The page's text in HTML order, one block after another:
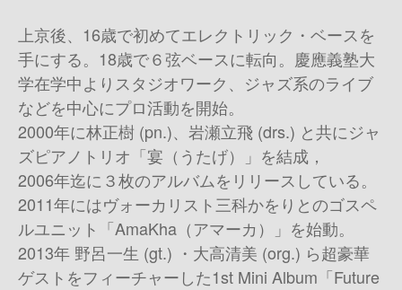
上京後、16歳で初めてエレクトリック・ベースを
手にする。18歳で６弦ベースに転向。慶應義塾大
学在学中よりスタジオワーク、ジャズ系のライブ
などを中心にプロ活動を開始。
2000年に林正樹 (pn.)、岩瀬立飛 (drs.) と共にジャ
ズピアノトリオ「宴（うたげ）」を結成，
2006年迄に３枚のアルバムをリリースしている。
2011年にはヴォーカリスト三科かをりとのゴスペ
ルユニット「AmaKha（アマーカ）」を始動。
2013年 野呂一生 (gt.) ・大高清美 (org.) ら超豪華
ゲストをフィーチャーした1st Mini Album「Future